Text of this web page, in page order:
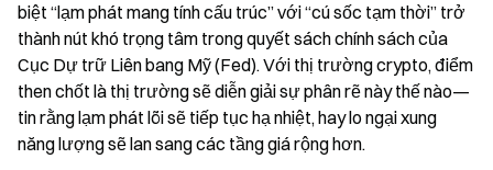
biệt “lạm phát mang tính cấu trúc” với “cú sốc tạm thời” trở
thành nút khó trọng tâm trong quyết sách chính sách của
Cục Dự trữ Liên bang Mỹ (Fed). Với thị trường crypto, điểm
then chốt là thị trường sẽ diễn giải sự phân rẽ này thế nào—
tin rằng lạm phát lõi sẽ tiếp tục hạ nhiệt, hay lo ngại xung
năng lượng sẽ lan sang các tầng giá rộng hơn.